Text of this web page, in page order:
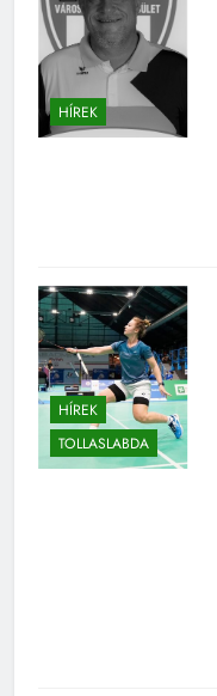
HÍREK
HÍREK
TOLLASLABDA